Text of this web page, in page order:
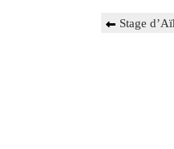
Previous
Stage